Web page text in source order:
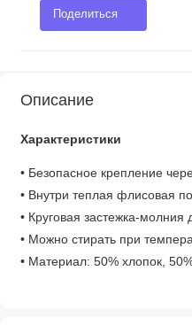
Поделиться
Описание
Характеристики
• Безопасное крепление
• Внутри теплая флисовая
• Круговая застежка-молния
• Можно стирать при
• Материал: 50% хлопок,